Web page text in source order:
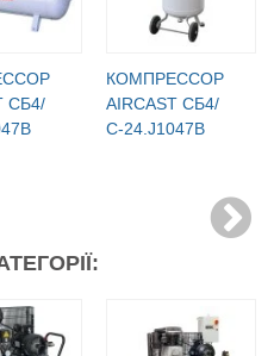
СБ4/
КОМПРЕССОР
AIRCAST СБ4/
С-24.J1047B